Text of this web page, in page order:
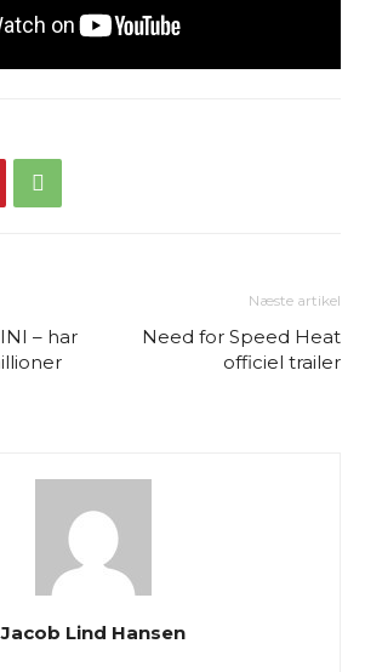
– har
Næste artikel
Need for Speed Heat
officiel trailer
Jacob Lind Hansen